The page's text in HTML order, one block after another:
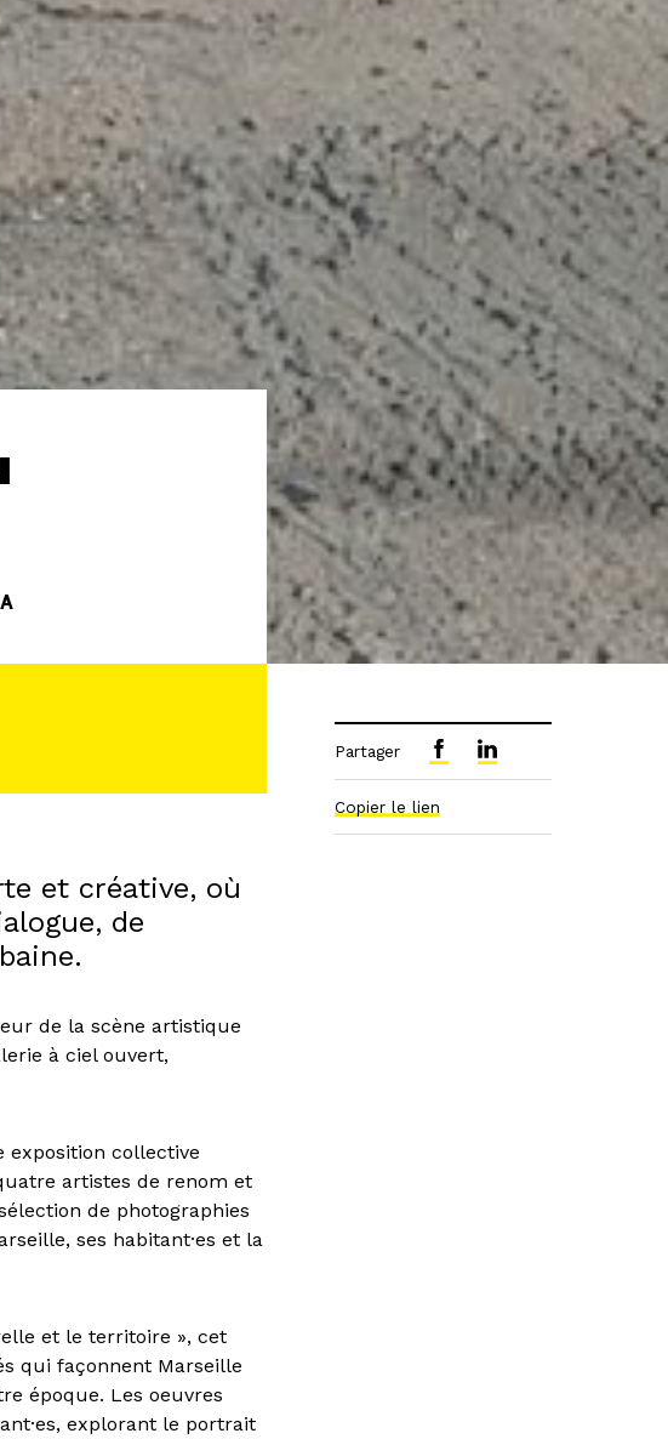
et créative, où
de
de la scène artistique
à ciel ouvert,
exposition collective
artistes de renom et
de photographies
ses habitant·es et la
et le territoire », cet
qui façonnent Marseille
époque. Les oeuvres
explorant le portrait
Partager
Copier le lien